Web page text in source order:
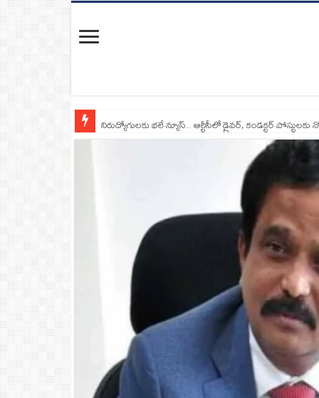
నిరుద్యోగులకు భలే న్యూస్.. ఆర్టీసీలో డ్రైవర్, కండక్టర్‌